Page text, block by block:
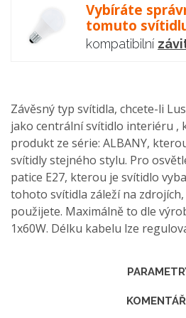
Vybíráte
tomuto
kompatibilní
Závěsný typ svítidla, chcete-li
jako centrální svítidlo interiéru ,
produkt ze série: ALBANY,
svítidly stejného stylu. Pro
patice E27, kterou je svítidlo
tohoto svítidla záleží na
použijete. Maximálně to dle
1x60W. Délku kabelu lze